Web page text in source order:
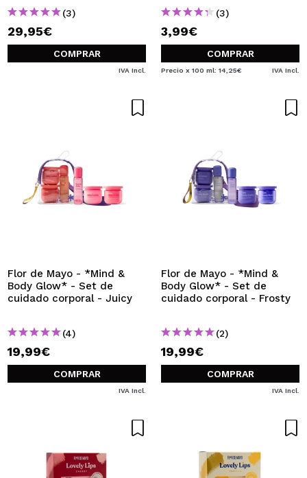
(3)
29,95€
COMPRAR
IVA Incl.
(3)
3,99€
COMPRAR
Precio x 100 ml: 14,25€ IVA Incl.
Flor de Mayo - *Mind &
Body Glow* - Set de
cuidado corporal - Juicy
(4)
19,99€
COMPRAR
IVA Incl.
Flor de Mayo - *Mind &
Body Glow* - Set de
cuidado corporal - Frosty
(2)
19,99€
COMPRAR
IVA Incl.